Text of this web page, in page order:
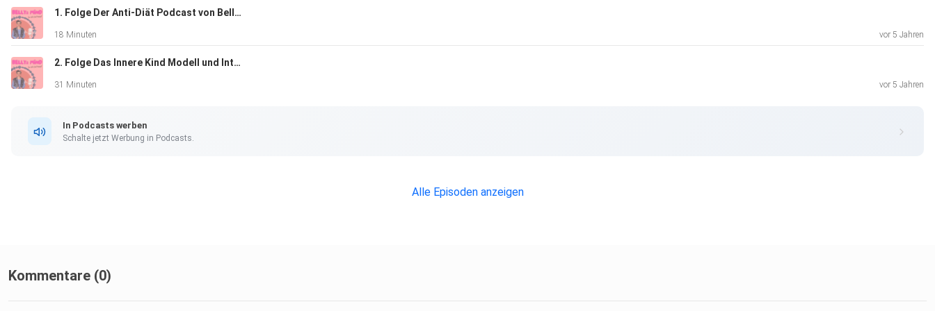
1. Folge Der Anti-Diät Podcast von Belly & Mind
18 Minuten vor 5 Jahren
2. Folge Das Innere Kind Modell und Intuitives Leben
31 Minuten vor 5 Jahren
In Podcasts werben
Schalte jetzt Werbung in Podcasts.
Alle Episoden anzeigen
Kommentare (0)